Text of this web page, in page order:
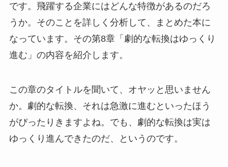
です。飛躍する企業にはどんな特徴があるのだろ
うか。そのことを詳しく分析して、まとめた本に
なっています。その第8章「劇的な転換はゆっくり
進む」の内容を紹介します。
この章のタイトルを聞いて、オヤッと思いません
か。劇的な転換、それは急激に進むといったほう
がぴったりきますよね。でも、劇的な転換は実は
ゆっくり進んできたのだ、というのです。